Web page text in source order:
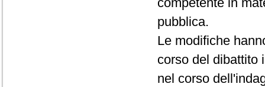
pubblica.
Le modifiche
corso del dibattito
nel corso